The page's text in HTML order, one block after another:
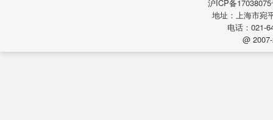
沪ICP备
地址：上海市宛
电话：021-
@